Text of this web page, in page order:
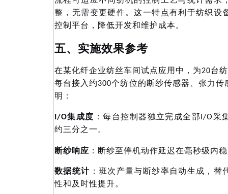
整，无需变更硬件。这一特点有利于纺织设
控制平台，降低开发和维护成本。
五、实施效果参考
在某化纤企业纺丝车间试点应用中，为20台
每台接入约300个纺位的断纱传感器、张力
明：
I/O集成度 ：每台控制器独立完成全部I/O采
约三分之一。
断纱响应 ：断纱至停机动作延迟在毫秒级内
数据统计 ：班次产量与断纱率自动生成，
性和及时性提升。